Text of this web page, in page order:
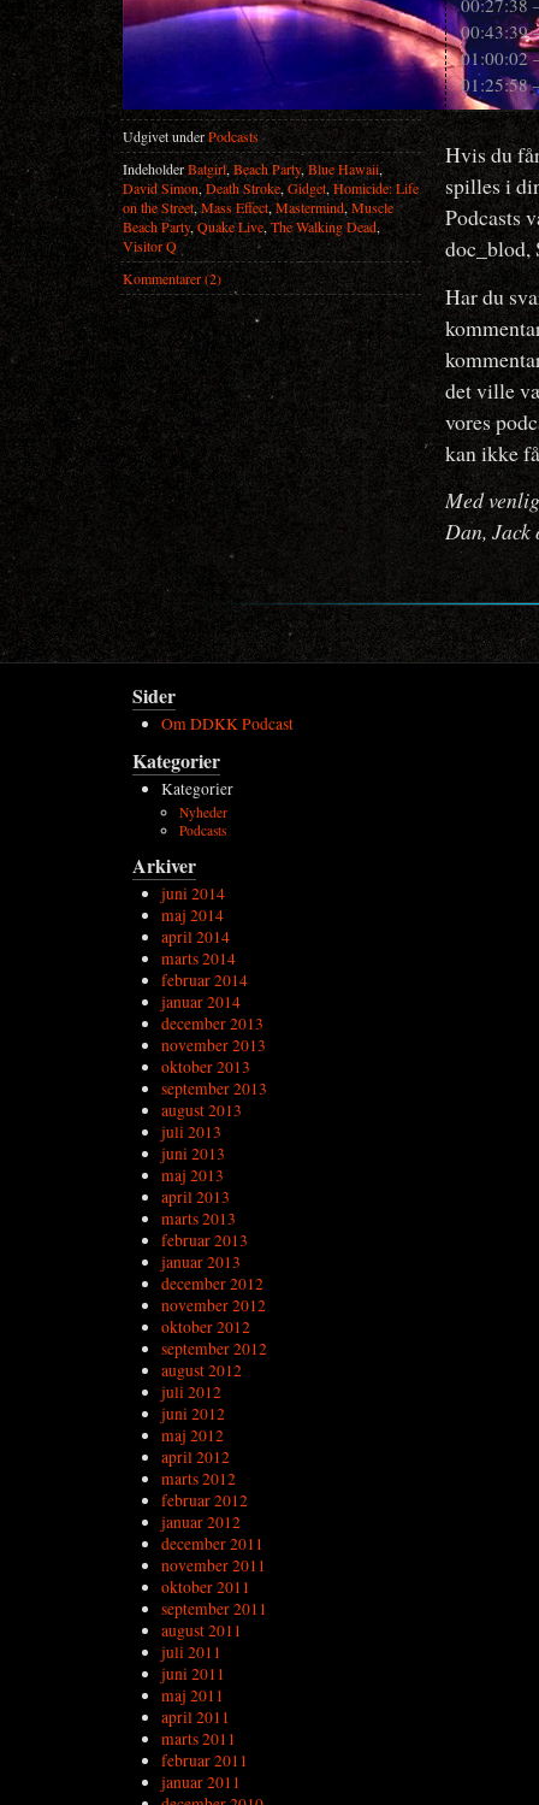
Udgivet underPodcasts
IndeholderBatgirl,Beach Party,Blue Hawaii,
David Simon,Death Stroke,Gidget,Homicide: Life
on the Street,Mass Effect, Mastermind,Muscle
Beach Party, Quake Live, The Walking Dead,
Visitor Q
Kommentarer (2)
00:43:39
01:00:02
01:25:58
Hvis du
spilles i
Podcasts
doc_blod,
Har du
det ville
vores
kan ikke
Med
Dan, Jack
Sider
Om DDKK Podcast
Kategorier
Kategorier
Nyheder
Podcasts
Arkiver
juni 2014
maj 2014
april 2014
marts 2014
februar 2014
januar 2014
december 2013
november 2013
oktober 2013
september 2013
august 2013
juli 2013
juni 2013
maj 2013
april 2013
marts 2013
februar 2013
januar 2013
december 2012
november 2012
oktober 2012
september 2012
august 2012
juli 2012
juni 2012
maj 2012
april 2012
marts 2012
februar 2012
januar 2012
december 2011
november 2011
oktober 2011
september 2011
august 2011
juli 2011
juni 2011
maj 2011
april 2011
marts 2011
februar 2011
januar 2011